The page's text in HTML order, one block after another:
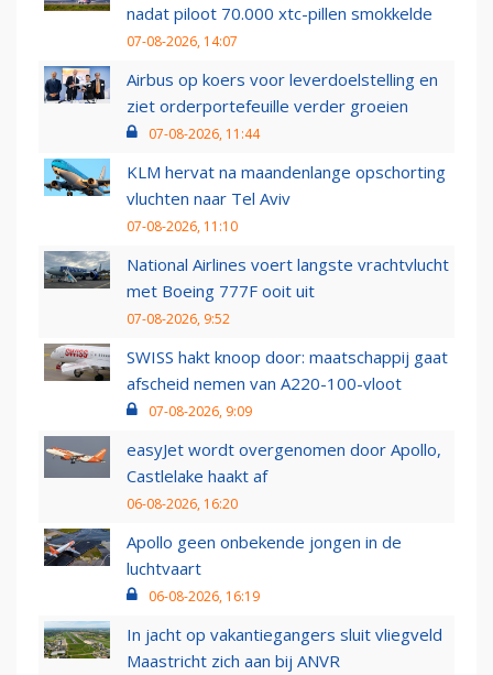
nadat piloot 70.000 xtc-pillen smokkelde
07-08-2026, 14:07
Airbus op koers voor leverdoelstelling en
ziet orderportefeuille verder groeien
07-08-2026, 11:44
KLM hervat na maandenlange opschorting
vluchten naar Tel Aviv
07-08-2026, 11:10
National Airlines voert langste vrachtvlucht
met Boeing 777F ooit uit
07-08-2026, 9:52
SWISS hakt knoop door: maatschappij gaat
afscheid nemen van A220-100-vloot
07-08-2026, 9:09
easyJet wordt overgenomen door Apollo,
Castlelake haakt af
06-08-2026, 16:20
Apollo geen onbekende jongen in de
luchtvaart
06-08-2026, 16:19
In jacht op vakantiegangers sluit vliegveld
Maastricht zich aan bij ANVR